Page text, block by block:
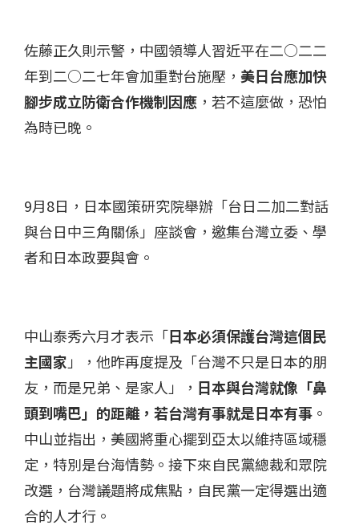
佐藤正久則示警，中國領導人習近平在二○二二
年到二○二七年會加重對台施壓， 美日台應加快
腳步成立防衛合作機制因應 ，若不這麼做，恐怕
為時已晚。
9月8日，日本國策研究院舉辦「台日二加二對話
與台日中三角關係」座談會，邀集台灣立委、學
者和日本政要與會。
中山泰秀六月才表示「日本必須保護台灣這個民
主國家 」，他昨再度提及「台灣不只是日本的朋
友，而是兄弟、是家人」， 日本與台灣就像「鼻
頭到嘴巴」的距離，若台灣有事就是日本有事 。
中山並指出，美國將重心擺到亞太以維持區域穩
定，特別是台海情勢。接下來自民黨總裁和眾院
改選，台灣議題將成焦點，自民黨一定得選出適
合的人才行。